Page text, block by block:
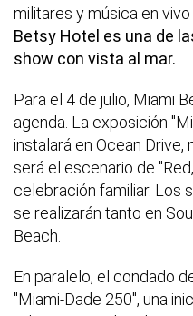
militares y música en
Betsy Hotel es una de
show con vista al mar.
Para el 4 de julio, Miami
agenda. La exposición
instalará en Ocean
será el escenario de
celebración familiar. Los
se realizarán tanto en
Beach.
En paralelo, el condado
"Miami-Dade 250", una